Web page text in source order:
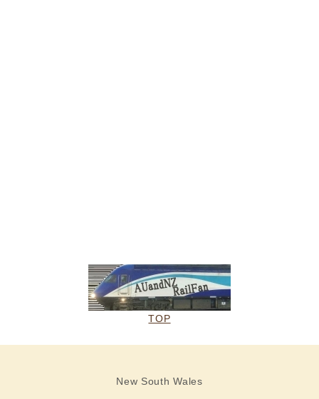
TOP
New South Wales